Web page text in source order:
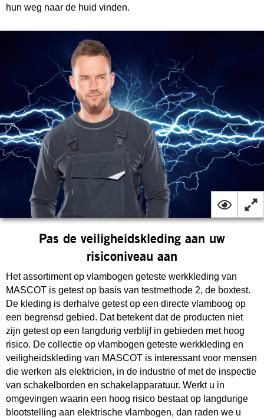
hun weg naar de huid vinden.
Pas de veiligheidskleding aan uw
risiconiveau aan
Het assortiment op vlambogen geteste werkkleding van
MASCOT is getest op basis van testmethode 2, de boxtest.
De kleding is derhalve getest op een directe vlamboog op
een begrensd gebied. Dat betekent dat de producten niet
zijn getest op een langdurig verblijf in gebieden met hoog
risico. De collectie op vlambogen geteste werkkleding en
veiligheidskleding van MASCOT is interessant voor mensen
die werken als elektricien, in de industrie of met de inspectie
van schakelborden en schakelapparatuur. Werkt u in
omgevingen waarin een hoog risico bestaat op langdurige
blootstelling aan elektrische vlambogen, dan raden we u